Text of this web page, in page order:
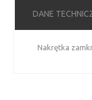
DANE
Nakrętka